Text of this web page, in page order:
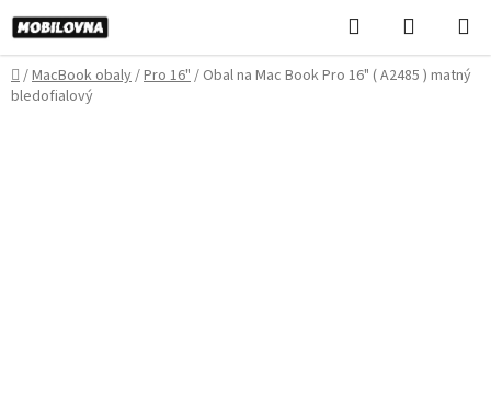
Prejsť
na
obsah
Hľadať
KOŠÍK
Domov
/MacBook obaly/Pro 16"/ Obal na Mac Book Pro 16" ( A2485 ) matný
bledofialový